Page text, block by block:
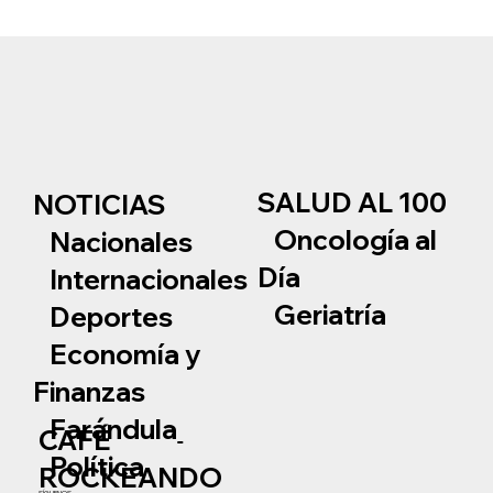
NOTICIAS
Nacionales
Internacionales
Deportes
Economía y
Finanzas
Farándula
Política
SALUD AL 100
Oncología al
Día
Geriatría
CAFÉ
ROCKEANDO